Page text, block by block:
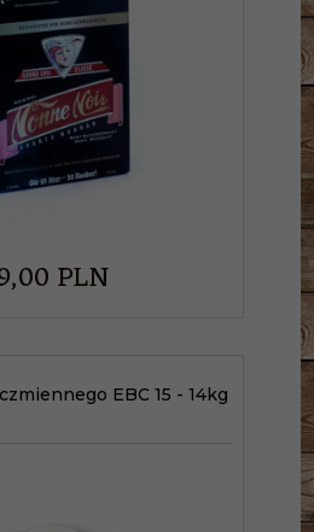
00PLN
EBC 15 - 14kg